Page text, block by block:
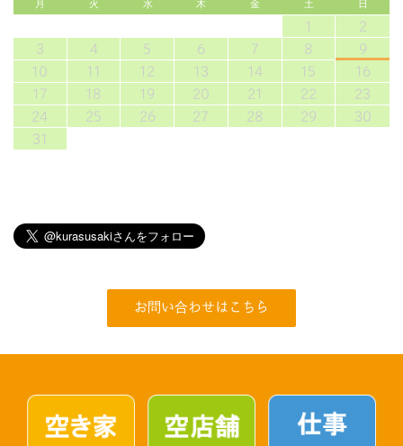
月 火 水 木 金 土 日
1
2
3
4 5 6 7 8
9
10
11 12 13 14 15
16
17
18 19 20 21 22
23
24
25 26 27 28 29
30
31
お問い合わせはこちら